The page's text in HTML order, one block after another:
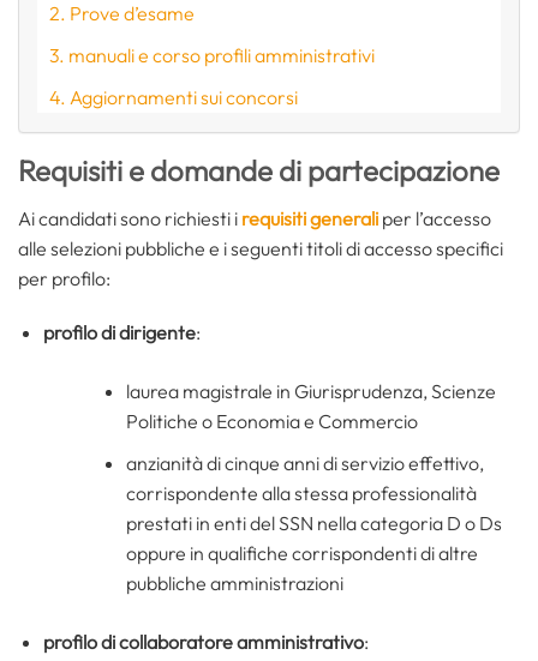
Prove d’esame
manuali e corso profili amministrativi
Aggiornamenti sui concorsi
Requisiti e domande di partecipazione
Ai candidati sono richiesti i requisiti generali per l’accesso
alle selezioni pubbliche e i seguenti titoli di accesso specifici
per profilo:
profilo di dirigente:
laurea magistrale in Giurisprudenza, Scienze
Politiche o Economia e Commercio
anzianità di cinque anni di servizio effettivo,
corrispondente alla stessa professionalità
prestati in enti del SSN nella categoria D o Ds
oppure in qualifiche corrispondenti di altre
pubbliche amministrazioni
profilo di collaboratore amministrativo: